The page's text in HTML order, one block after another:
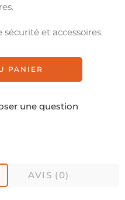
et accessoires.
PANIER
une question
AVIS (0)